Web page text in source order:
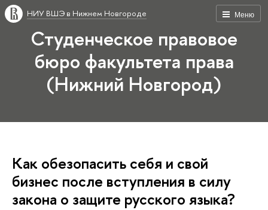
Меню
НИУ ВШЭ в Нижнем Новгороде
Студенческое правовое
бюро факультета права
(Нижний Новгород)
Как обезопасить себя и свой
бизнес после вступления в силу
закона о защите русского языка?